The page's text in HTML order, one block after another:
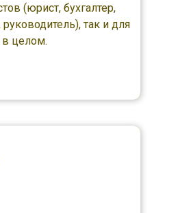
(юрист, бухгалтер,
так и для
целом.